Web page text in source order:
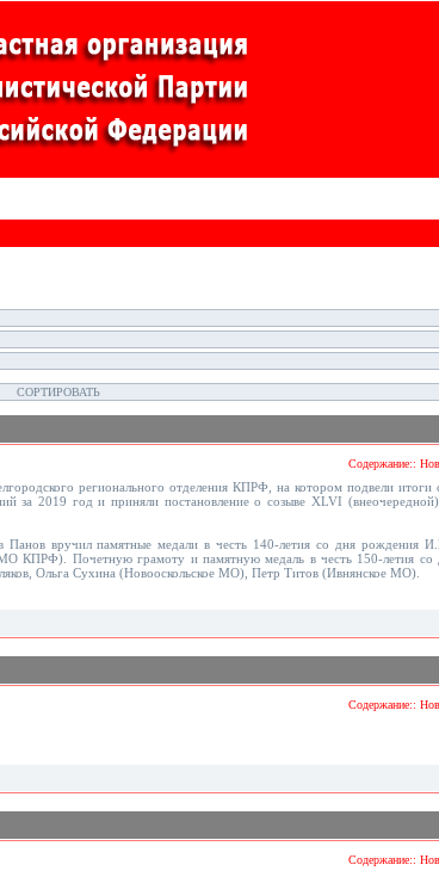
Содержание::
регионального отделения КПРФ, на котором подвели итоги
за 2019 год и приняли постановление о созыве XLVI
вручил памятные медали в честь 140-летия со дня рождения
КПРФ). Почетную грамоту и памятную медаль в честь 150-летия со
Ольга Сухина (Новооскольское МО), Петр Титов (Ивнянское МО).
Содержание::
Содержание::